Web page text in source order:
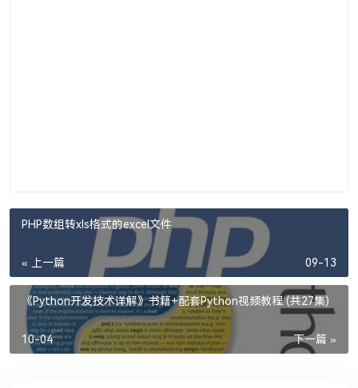
PHP数组转xls格式的excel文件
« 上一篇 09-13
《Python开发技术详解》书籍+配套Python视频教程 (共27集)
下一篇 »
10-04